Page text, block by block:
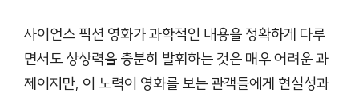
사이언스 픽션 영화가 과학적인 내용을 정확하게 다루
면서도 상상력을 충분히 발휘하는 것은 매우 어려운 과
제이지만, 이 노력이 영화를 보는 관객들에게 현실성과